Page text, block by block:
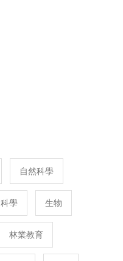
自然科學
科學 生物
林業教育